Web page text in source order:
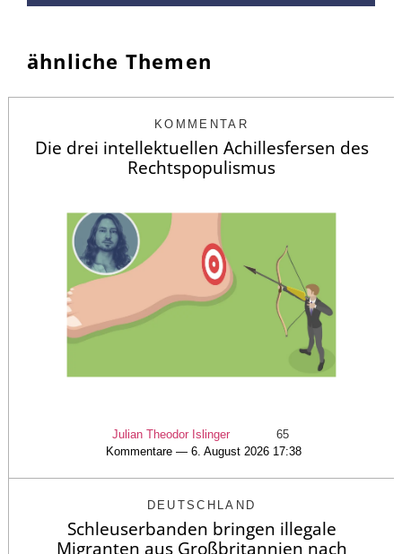
ähnliche Themen
KOMMENTAR
Die drei intellektuellen Achillesfersen des
Rechtspopulismus
Julian Theodor Islinger
65
Kommentare — 6. August 2026 17:38
DEUTSCHLAND
Schleuserbanden bringen illegale
Migranten aus Großbritannien nach